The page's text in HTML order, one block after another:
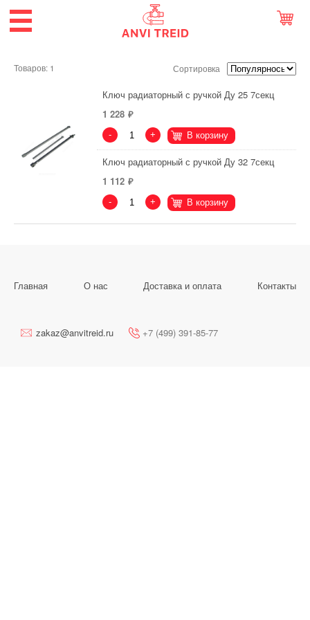
Товаров: 1 Сортировка
Ключ радиаторный с ручкой Ду 25 7секц
1 228
- + В корзину
Ключ радиаторный с ручкой Ду 32 7секц
1 112
- + В корзину
Главная О нас Доставка и оплата Контакты
zakaz@anvitreid.ru +7 (499) 391-85-77